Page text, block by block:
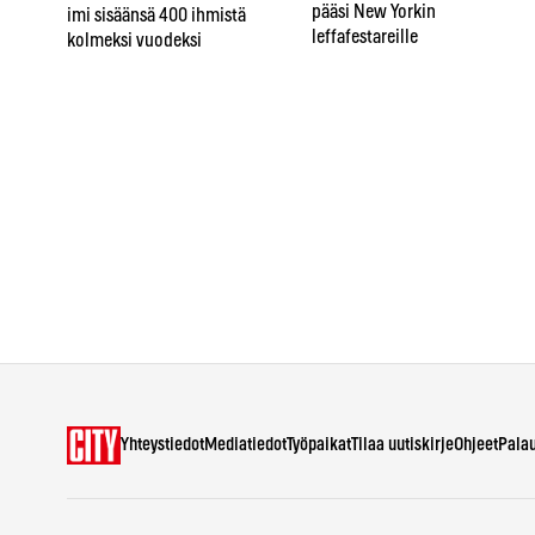
imi sisäänsä 400 ihmistä
kolmeksi vuodeksi
pääsi New Yorkin
leffafestareille
YhteystiedotMediatiedotTyöpaikatTilaa uutiskirjeOhjeet